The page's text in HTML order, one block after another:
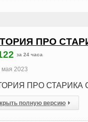
ПРО
за 24 часа
мая 2023
ПРО СТАРИКА
полную версию